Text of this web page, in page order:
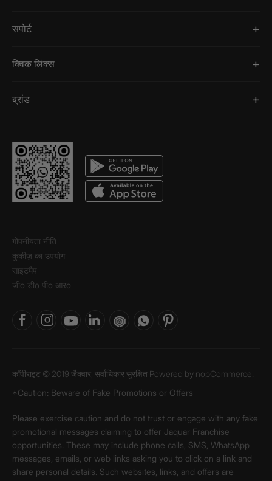
सपोर्ट
क्विक लिंक्स
ब्रांड
गोपनीयता नीति
कुकीज़ का उपयोग
साइटमैप
जीo डीo पीo आरo
कॉपीराइट © 2019 जैक्वार, सर्वाधिकार सुरक्षित Powered by nopCommerce.
*Caution: Beware of Fake Promotions or Offers
Please exercise caution and do not trust or engage with any fake
promotional messages claiming to offer Jaquar Franchise
opportunities. These may include phone calls, SMS, WhatsApp
messages, emails, or web links asking you to click on a link and
share personal details. Such websites, links, and offers are